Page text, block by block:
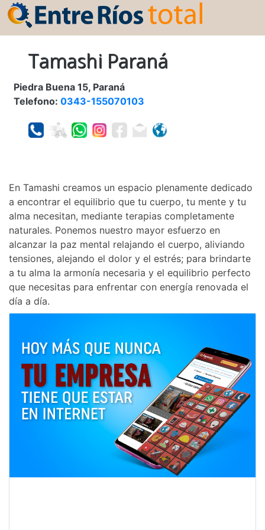
Tamashi Paraná
Piedra Buena 15, Paraná
Telefono: 0343-155070103
En Tamashi creamos un espacio plenamente dedicado
a encontrar el equilibrio que tu cuerpo, tu mente y tu
alma necesitan, mediante terapias completamente
naturales. Ponemos nuestro mayor esfuerzo en
alcanzar la paz mental relajando el cuerpo, aliviando
tensiones, alejando el dolor y el estrés; para brindarte
a tu alma la armonía necesaria y el equilibrio perfecto
que necesitas para enfrentar con energía renovada el
día a día.